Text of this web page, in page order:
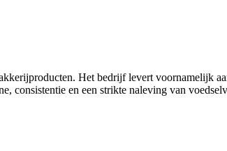
Het bedrijf levert voornamelijk
consistentie en een strikte naleving van